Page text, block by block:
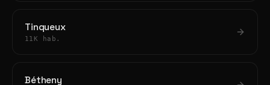
Tinqueux
11K hab.
Bétheny